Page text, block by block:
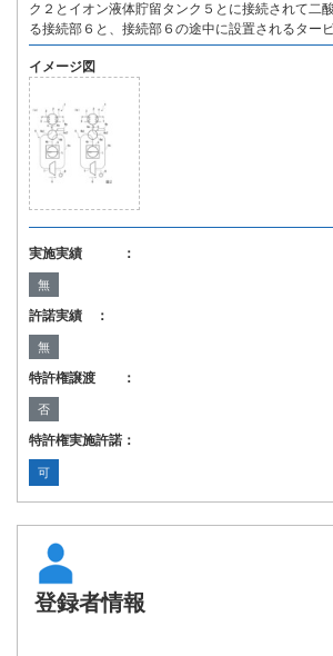
ク２とイオン液体貯留タンク５とに接続されて二
る接続部６と、接続部６の途中に設置されるター
イメージ図
実施実績 ：
無
許諾実績 ：
無
特許権譲渡 ：
否
特許権実施許諾：
可
登録者情報